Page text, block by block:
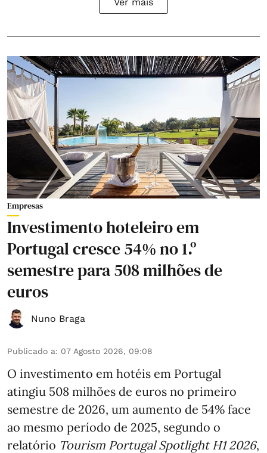
Ver mais
Empresas
Investimento hoteleiro em
Portugal cresce 54% no 1.º
semestre para 508 milhões de
euros
Nuno Braga
Publicado a: 07 Agosto 2026, 09:08
O investimento em hotéis em Portugal
atingiu 508 milhões de euros no primeiro
semestre de 2026, um aumento de 54% face
ao mesmo período de 2025, segundo o
relatório Tourism Portugal Spotlight H1 2026,